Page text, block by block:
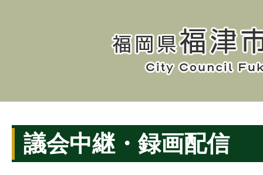
議会中継・録画配信